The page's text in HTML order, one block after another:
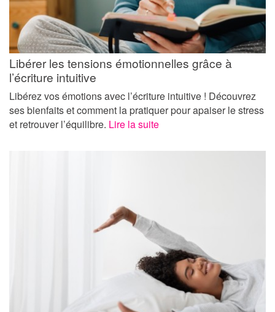
Libérer les tensions émotionnelles grâce à
l’écriture intuitive
Libérez vos émotions avec l’écriture intuitive ! Découvrez
ses bienfaits et comment la pratiquer pour apaiser le stress
et retrouver l’équilibre. Lire la suite